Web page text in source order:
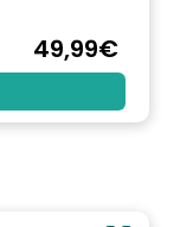
49,99€